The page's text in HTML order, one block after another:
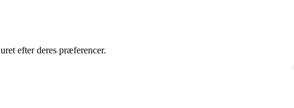
efter deres præferencer.